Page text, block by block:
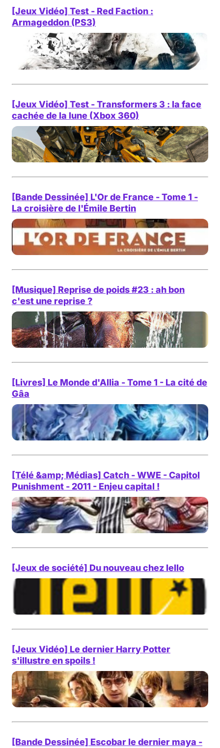
[Jeux Vidéo] Test - Red Faction :
Armageddon (PS3)
[Jeux Vidéo] Test - Transformers 3 : la face
cachée de la lune (Xbox 360)
[Bande Dessinée] L'Or de France - Tome 1 -
La croisière de l'Émile Bertin
[Musique] Reprise de poids #23 : ah bon
c'est une reprise ?
[Livres] Le Monde d'Allia - Tome 1 - La cité de
Gâa
[Télé &amp; Médias] Catch - WWE - Capitol
Punishment - 2011 - Enjeu capital !
[Jeux de société] Du nouveau chez Iello
[Jeux Vidéo] Le dernier Harry Potter
s'illustre en spoils !
[Bande Dessinée] Escobar le dernier maya -